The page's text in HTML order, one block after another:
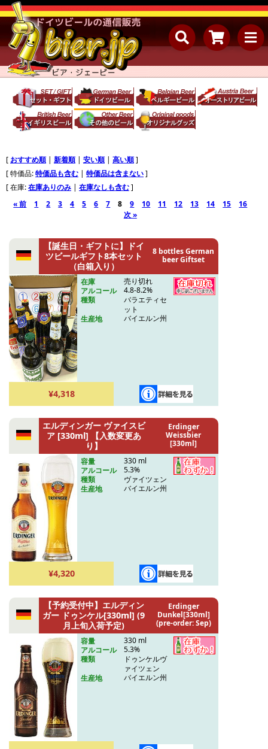
[ おすすめ順 | 新着順 | 安い順 | 高い順]
[ 特価品:特価品も含む | 特価品は含まない]
[ 在庫:在庫ありのみ | 在庫なしも含む]
« 前
1 2 3 4 5 6 7 8 9 10 11 12 13 14 15
16
次 »
【誕生日・ギフトに】ドイ
ツビールギフト8本セット
（白箱入り）
8 bottles German
beer Giftset
在庫
売り切れ
アルコール
4.8-8.2%
種類
バラエティセ
ット
生産地
バイエルン州
¥4,318
エルディンガー ヴァイスビ
ア [330ml] 【入数変更あ
り】
Erdinger
Weissbier
[330ml]
容量
330 ml
アルコール
5.3%
種類
ヴァイツェン
生産地
バイエルン州
¥4,320
【予約受付中】エルディン
ガー ドゥンケル[330ml] (9
月上旬入荷予定)
Erdinger
Dunkel[330ml]
(pre-order: Sep)
容量
330 ml
アルコール
5.3%
種類
ドゥンケルヴ
ァイツェン
生産地
バイエルン州